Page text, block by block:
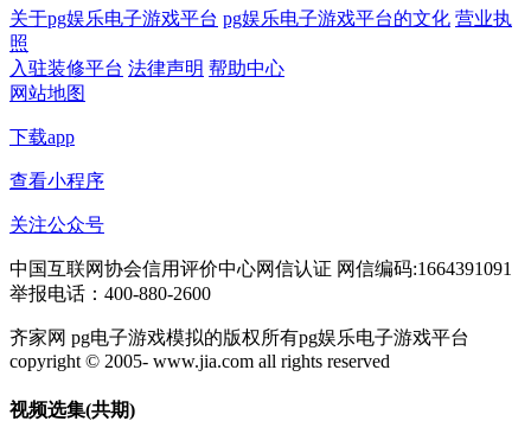
关于pg娱乐电子游戏平台 pg娱乐电子游戏平台的文化 营业执
照
入驻装修平台 法律声明 帮助中心
网站地图
下载app
查看小程序
关注公众号
中国互联网协会信用评价中心网信认证 网信编码:1664391091
举报电话：400-880-2600
齐家网 pg电子游戏模拟的版权所有pg娱乐电子游戏平台
copyright © 2005- www.jia.com all rights reserved
视频选集(共期)